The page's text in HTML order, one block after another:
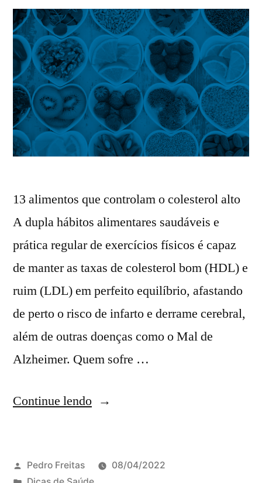
13 alimentos que controlam o colesterol alto​
A dupla hábitos alimentares saudáveis e
prática regular de exercícios físicos é capaz
de manter as taxas de colesterol bom (HDL) e
ruim (LDL) em perfeito equilíbrio, afastando
de perto o risco de infarto e derrame cerebral,
além de outras doenças como o Mal de
Alzheimer. Quem sofre …
Continue lendo
Pedro Freitas
08/04/2022